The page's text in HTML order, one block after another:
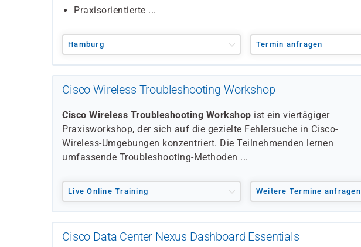
Praxisorientierte ...
Hamburg Termin anfragen
Cisco Wireless Troubleshooting Workshop
Cisco Wireless Troubleshooting Workshop ist ein vier­tägiger
Praxisworkshop, der sich auf die gezielte Fehlersuche in Cisco-
Wireless-Umgebungen konzentriert. Die Teilnehmenden lernen
umfassende Troubleshooting-Methoden ...
Live Online Training Weitere Termine anfragen
Cisco Data Center Nexus Dashboard Essentials